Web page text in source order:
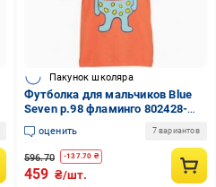
Пакунок школяра
Футболка для мальчиков Blue
Seven р.98 фламинго 802428-
00/2330
оценить 7 вариантов
596.70 -137.70 ₴
459 ₴/шт.